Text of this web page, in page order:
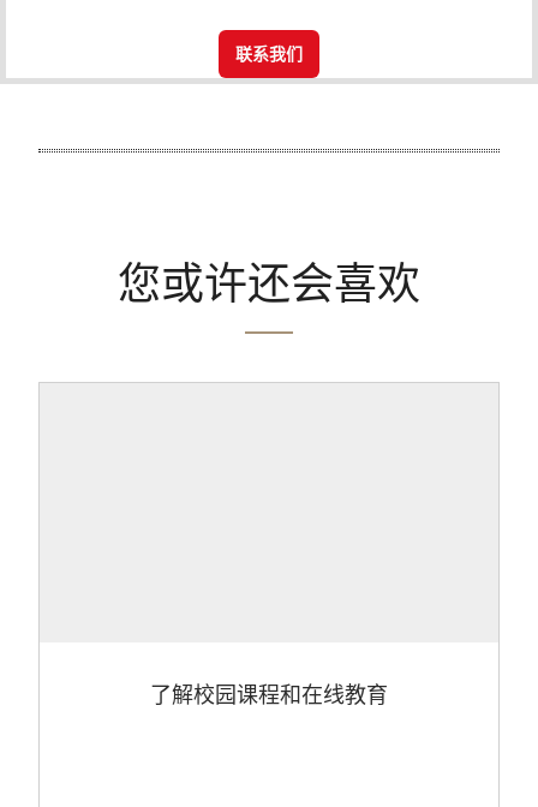
联系我们
您或许还会喜欢
了解校园课程和在线教育